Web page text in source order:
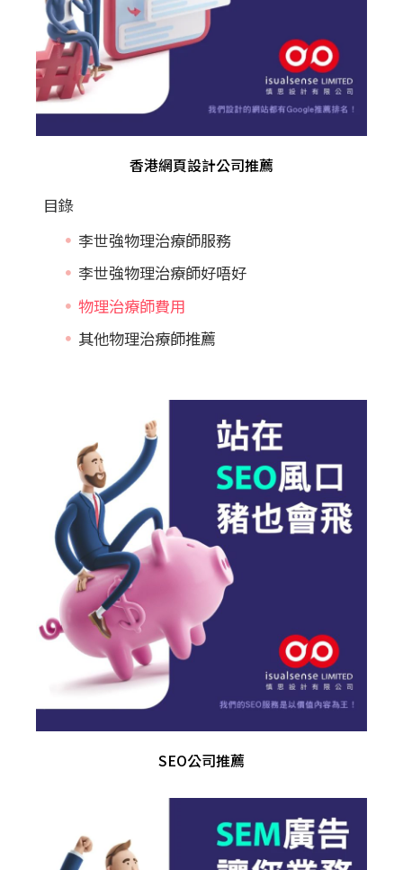
香港網頁設計公司推薦
目錄
李世強物理治療師服務
李世強物理治療師好唔好
物理治療師費用
其他物理治療師推薦
SEO公司推薦